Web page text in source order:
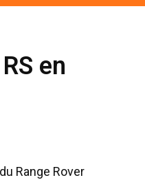
en
Range Rover